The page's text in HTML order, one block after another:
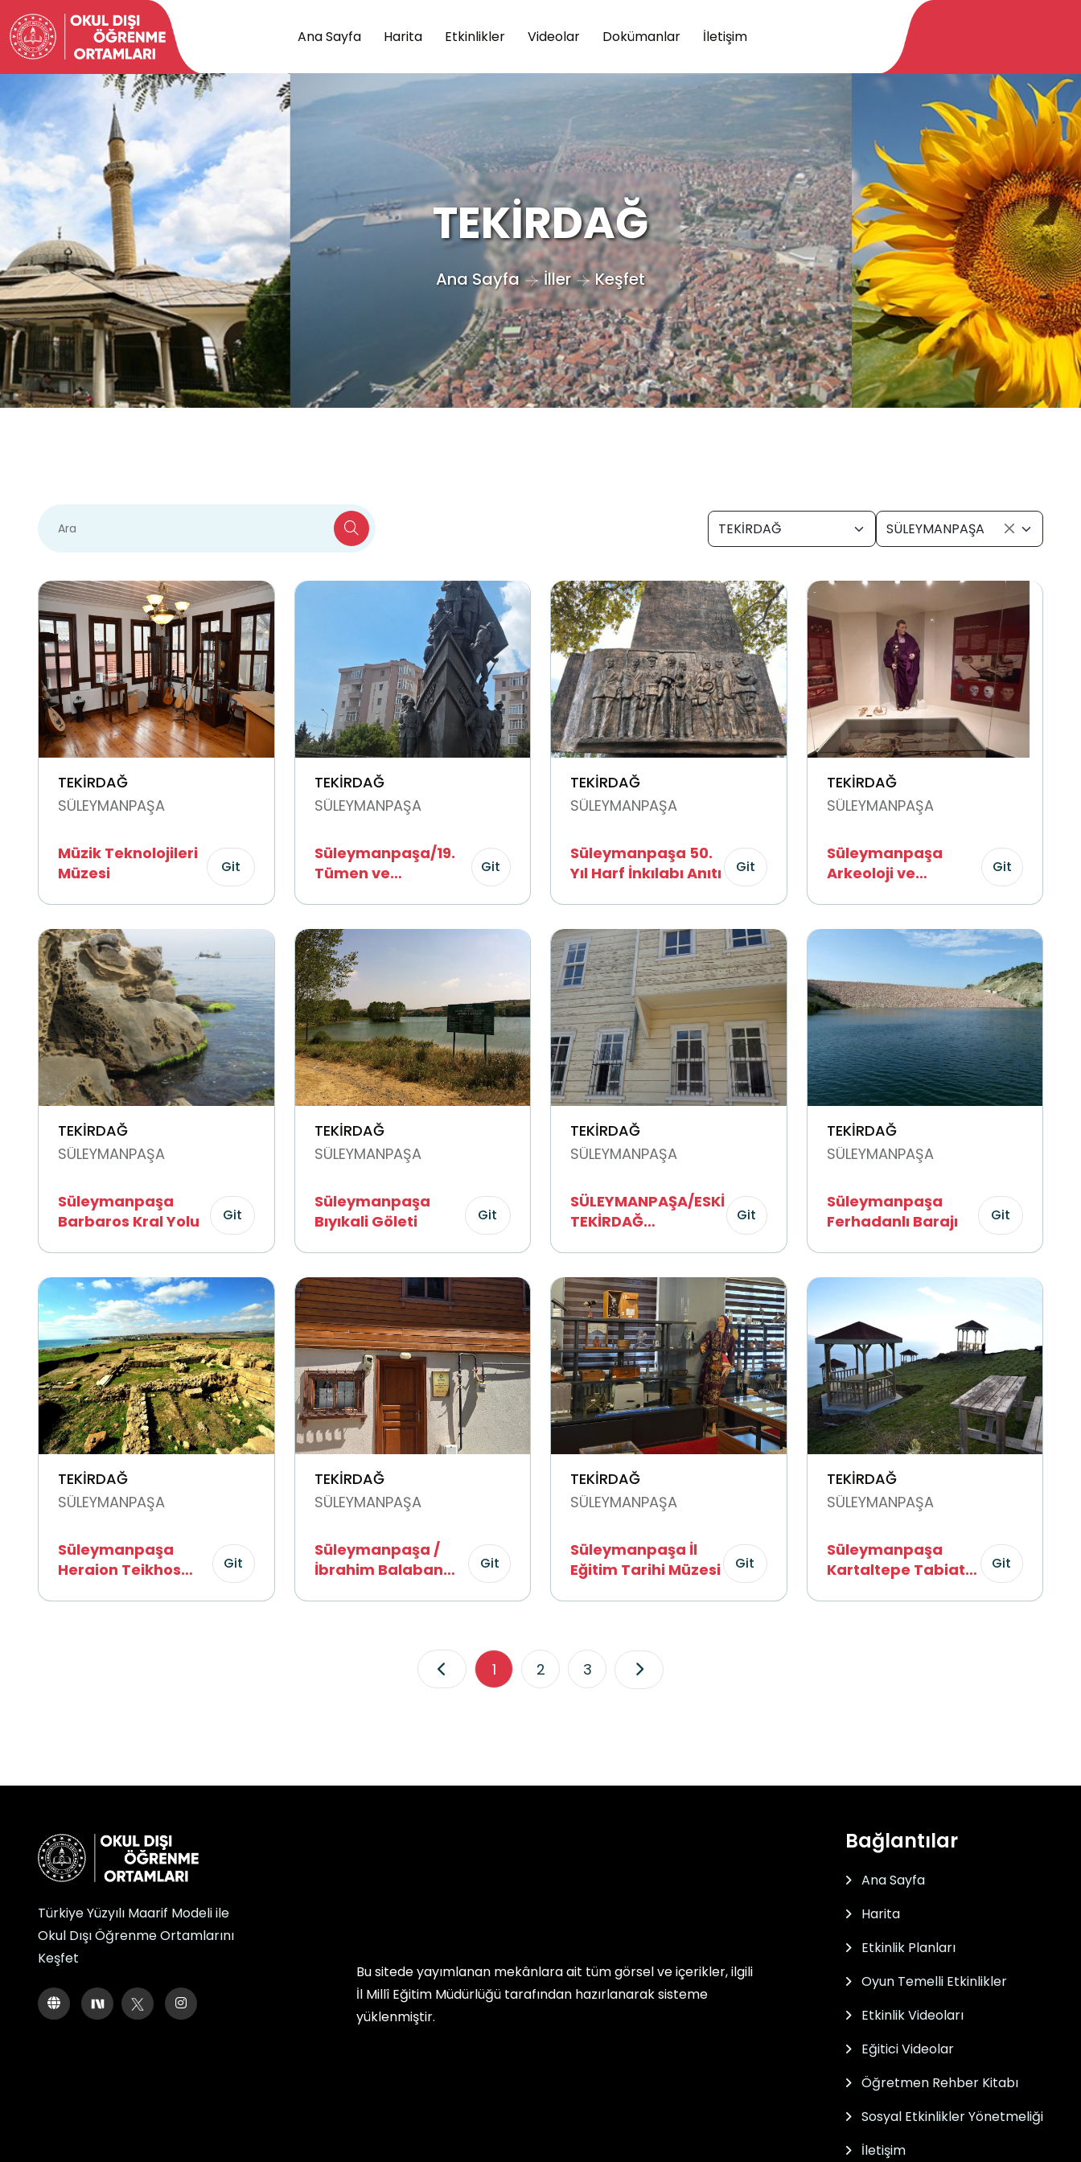
Ana Sayfa Harita Etkinlikler Videolar Dokümanlar İletişim
TEKİRDAĞ
Ana Sayfa İller Keşfet
TEKİRDAĞ SÜLEYMANPAŞA
TEKİRDAĞ
SÜLEYMANPAŞA
Müzik Teknolojileri
Müzesi
Git
TEKİRDAĞ
SÜLEYMANPAŞA
Süleymanpaşa/19.
Tümen ve
Git
TEKİRDAĞ
SÜLEYMANPAŞA
Süleymanpaşa 50.
Yıl Harf İnkılabı Anıtı
Git
TEKİRDAĞ
SÜLEYMANPAŞA
Süleymanpaşa
Arkeoloji ve
Git
TEKİRDAĞ
SÜLEYMANPAŞA
Süleymanpaşa
Barbaros Kral Yolu
Git
TEKİRDAĞ
SÜLEYMANPAŞA
Süleymanpaşa
Bıyıkali Göleti
Git
TEKİRDAĞ
SÜLEYMANPAŞA
SÜLEYMANPAŞA/ESKİ
TEKİRDAĞ
Git
TEKİRDAĞ
SÜLEYMANPAŞA
Süleymanpaşa
Ferhadanlı Barajı
Git
TEKİRDAĞ
SÜLEYMANPAŞA
Süleymanpaşa
Heraion Teikhos
Git
TEKİRDAĞ
SÜLEYMANPAŞA
Süleymanpaşa /
İbrahim Balaban
Git
TEKİRDAĞ
SÜLEYMANPAŞA
Süleymanpaşa İl
Eğitim Tarihi Müzesi
Git
TEKİRDAĞ
SÜLEYMANPAŞA
Süleymanpaşa
Kartaltepe Tabiat
Git
1 2 3
Türkiye Yüzyılı Maarif Modeli ile
Okul Dışı Öğrenme Ortamlarını
Keşfet
Bu sitede yayımlanan mekânlara ait tüm görsel ve içerikler, ilgili
İl Millî Eğitim Müdürlüğütarafından hazırlanarak sisteme
yüklenmiştir.
Bağlantılar
Ana Sayfa
Harita
Etkinlik Planları
Oyun Temelli Etkinlikler
Etkinlik Videoları
Eğitici Videolar
Öğretmen Rehber Kitabı
Sosyal Etkinlikler Yönetmeliği
İletişim